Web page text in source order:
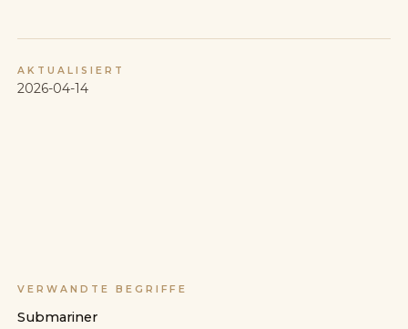
AKTUALISIERT
2026-04-14
VERWANDTE BEGRIFFE
Submariner